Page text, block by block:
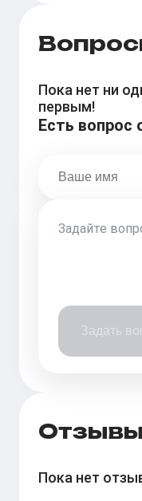
Пока нет ни
первым!
Есть вопрос
Задать
Отзывы
Пока нет